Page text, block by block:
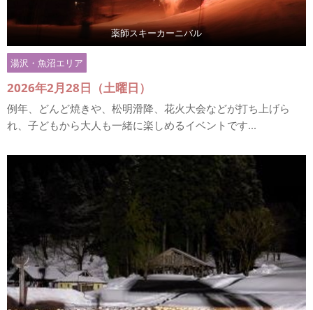
薬師スキーカーニバル
湯沢・魚沼エリア
2026年2月28日（土曜日）
例年、どんど焼きや、松明滑降、花火大会などが打ち上げら
れ、子どもから大人も一緒に楽しめるイベントです...